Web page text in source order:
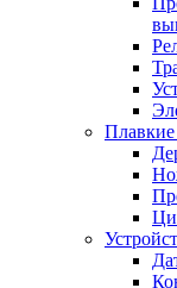
Плавкие